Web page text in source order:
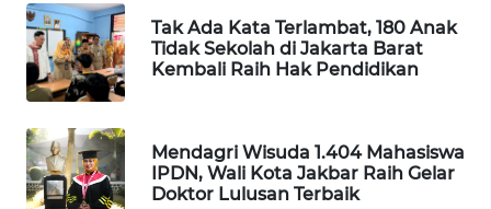
Tak Ada Kata Terlambat, 180 Anak
Tidak Sekolah di Jakarta Barat
Kembali Raih Hak Pendidikan
Mendagri Wisuda 1.404 Mahasiswa
IPDN, Wali Kota Jakbar Raih Gelar
Doktor Lulusan Terbaik
SIBARAGAS
NEWS
METRO
NEWS
METRO